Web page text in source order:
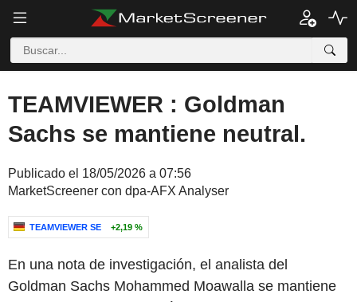
TEAMVIEWER : Goldman
Sachs se mantiene neutral.
Publicado el 18/05/2026 a 07:56
MarketScreener con dpa-AFX Analyser
TEAMVIEWER SE +2,19 %
En una nota de investigación, el analista del
Goldman Sachs Mohammed Moawalla se mantiene